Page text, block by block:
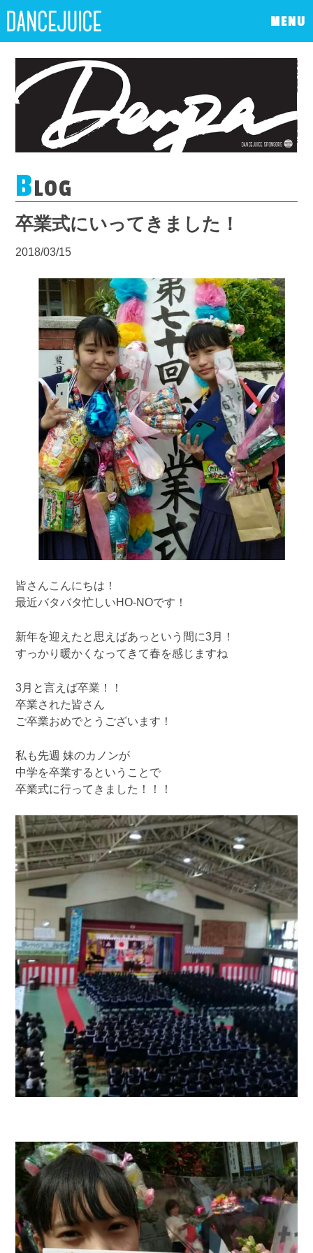
MENU
BLOG
卒業式にいってきました！
2018/03/15
皆さんこんにちは！
最近バタバタ忙しいHO-NOです！
新年を迎えたと思えばあっという間に3月！
すっかり暖かくなってきて春を感じますね
3月と言えば卒業！！
卒業された皆さん
ご卒業おめでとうございます！
私も先週 妹のカノンが
中学を卒業するということで
卒業式に行ってきました！！！